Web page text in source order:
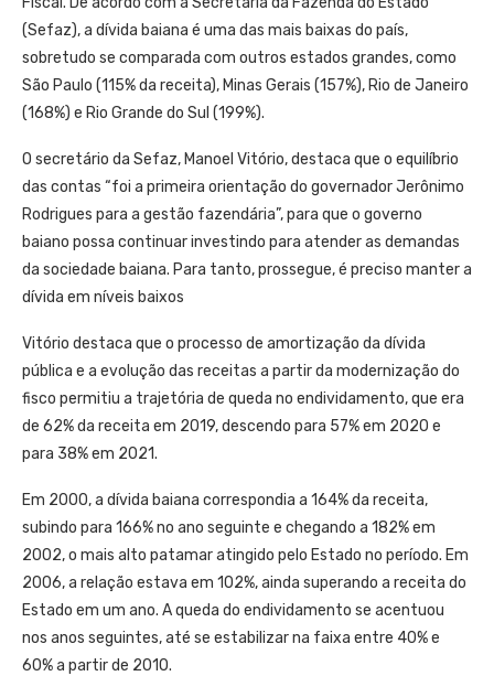
(Sefaz), a dívida baiana é uma das mais baixas do país,
sobretudo se comparada com outros estados grandes, como
São Paulo (115% da receita), Minas Gerais (157%), Rio de Janeiro
(168%) e Rio Grande do Sul (199%).
O secretário da Sefaz, Manoel Vitório, destaca que o equilíbrio
das contas “foi a primeira orientação do governador Jerônimo
Rodrigues para a gestão fazendária”, para que o governo
baiano possa continuar investindo para atender as demandas
da sociedade baiana. Para tanto, prossegue, é preciso manter a
dívida em níveis baixos
Vitório destaca que o processo de amortização da dívida
pública e a evolução das receitas a partir da modernização do
fisco permitiu a trajetória de queda no endividamento, que era
de 62% da receita em 2019, descendo para 57% em 2020 e
para 38% em 2021.
Em 2000, a dívida baiana correspondia a 164% da receita,
subindo para 166% no ano seguinte e chegando a 182% em
2002, o mais alto patamar atingido pelo Estado no período. Em
2006, a relação estava em 102%, ainda superando a receita do
Estado em um ano. A queda do endividamento se acentuou
nos anos seguintes, até se estabilizar na faixa entre 40% e
60% a partir de 2010.